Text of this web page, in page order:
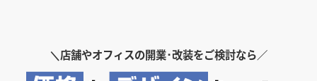
＼店舗やオフィスの開業･改装をご検討なら／